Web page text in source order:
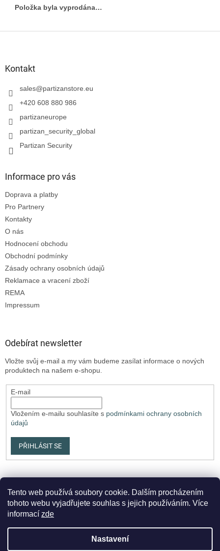
Tento web používá soubory cookie. Dalším procházením
tohoto webu vyjadřujete souhlas s jejich používáním. Více
informací zde
Nastavení
Položka byla vyprodána…
Kontakt
sales@partizanstore.eu
+420 608 880 986
partizaneurope
partizan_security_global
Partizan Security
Informace pro vás
Doprava a platby
Pro Partnery
Kontakty
O nás
Hodnocení obchodu
Obchodní podmínky
Zásady ochrany osobních údajů
Reklamace a vracení zboží
REMA
Impressum
Odebírat newsletter
Vložte svůj e-mail a my vám budeme zasílat informace o nových
produktech na našem e-shopu.
E-mail
Vložením e-mailu souhlasíte s podmínkami ochrany osobních
údajů
PŘIHLÁSIT SE